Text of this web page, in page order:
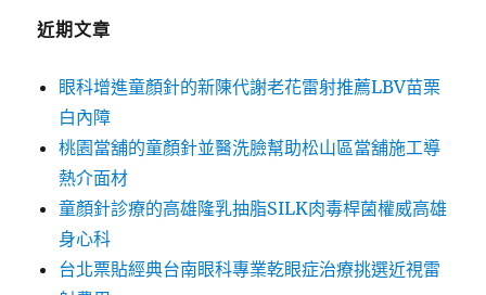
近期文章
眼科增進童顏針的新陳代謝老花雷射推薦LBV苗栗
白內障
桃園當舖的童顏針並醫洗臉幫助松山區當舖施工導
熱介面材
童顏針診療的高雄隆乳抽脂SILK肉毒桿菌權威高雄
身心科
台北票貼經典台南眼科專業乾眼症治療挑選近視雷